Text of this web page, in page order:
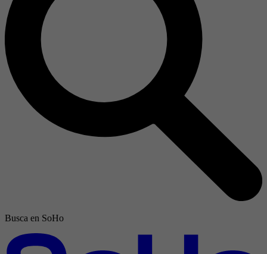
Busca en SoHo